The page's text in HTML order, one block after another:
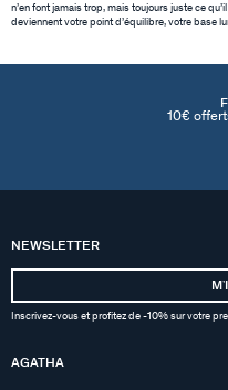
n’en font jamais trop, mais toujours juste ce
deviennent votre point d’équilibre, votre base
10€
NEWSLETTER
Inscrivez-vous et profitez de -10% sur votre
AGATHA